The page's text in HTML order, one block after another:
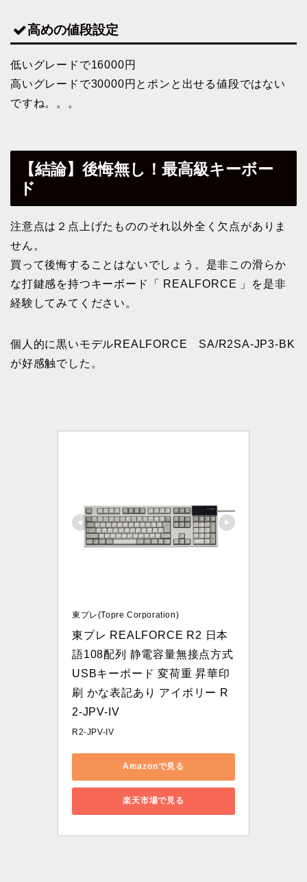
高めの値段設定
低いグレードで16000円
高いグレードで30000円とポンと出せる値段ではない
ですね。。。
【結論】後悔無し！最高級キーボー
ド
注意点は２点上げたもののそれ以外全く欠点がありま
せん。
買って後悔することはないでしょう。是非この滑らか
な打鍵感を持つキーボード「 REALFORCE 」を是非
経験してみてください。
個人的に黒いモデルREALFORCE SA/R2SA-JP3-BK
が好感触でした。
東プレ(Topre Corporation)
東プレ REALFORCE R2 日本
語108配列 静電容量無接点方式
USBキーボード 変荷重 昇華印
刷 かな表記あり アイボリー R
2-JPV-IV
R2-JPV-IV
Amazonで見る
楽天市場で見る